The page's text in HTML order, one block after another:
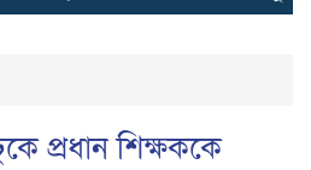
প্রধান শিক্ষককে